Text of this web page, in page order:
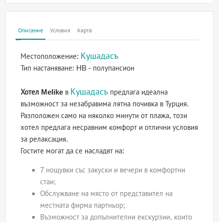
Описание Условия Карта
Местоположение: Кушадасъ
Тип настаняване: HB - полупансион
Хотел Melike в Кушадасъ предлага идеална
възможност за незабравима лятна почивка в Турция.
Разположен само на няколко минути от плажа, този
хотел предлага несравним комфорт и отлични условия
за релаксация.
Гостите могат да се насладят на:
7 нощувки със закуски и вечери в комфортни
стаи;
Обслужване на място от представител на
местната фирма партньор;
Възможност за допълнителни екскурзии, които